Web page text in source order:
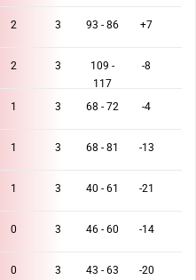
2 3 93 - 86 +7
2 3
109 -
117
-8
1 3 68 - 72 -4
1 3 68 - 81 -13
1 3 40 - 61 -21
0 3 46 - 60 -14
0 3 43 - 63 -20